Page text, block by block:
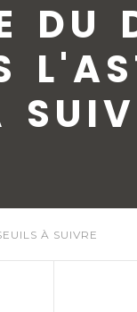
DU
À SUIVRE